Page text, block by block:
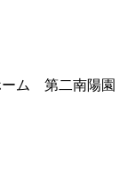
ム 第二南陽園